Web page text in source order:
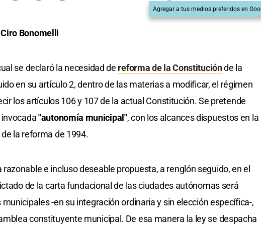
Agregar a tus medios preferidos en
Bonomelli
se declaró la necesidad de reforma de la Constituciónde la
en su artículo 2, dentro de las materias a modificar, el régimen
los artículos 106 y 107 de la actual Constitución. Se pretende
"autonomía municipal", con los alcances dispuestos en la
la reforma de 1994.
e incluso deseable propuesta, a renglón seguido, en el
de la carta fundacional de las ciudades autónomas será
-en su integración ordinaria y sin elección específica-,
constituyente municipal. De esa manera la ley se despacha